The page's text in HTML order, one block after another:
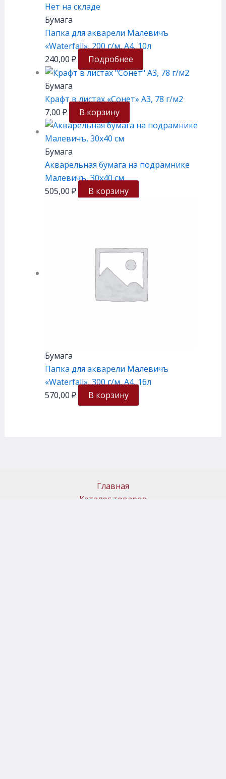
Нет на складе
Бумага
Папка для акварели Малевичъ
«Waterfall», 200 г/м, А4, 10л
240,00 ₽ Подробнее
Бумага
Крафт в листах «Сонет» А3, 78 г/м2
7,00 ₽ В корзину
Бумага
Акварельная бумага на подрамнике
Малевичъ, 30х40 см
505,00 ₽ В корзину
Бумага
Папка для акварели Малевичъ
«Waterfall», 300 г/м, А4, 16л
570,00 ₽ В корзину
Главная
Каталог товаров